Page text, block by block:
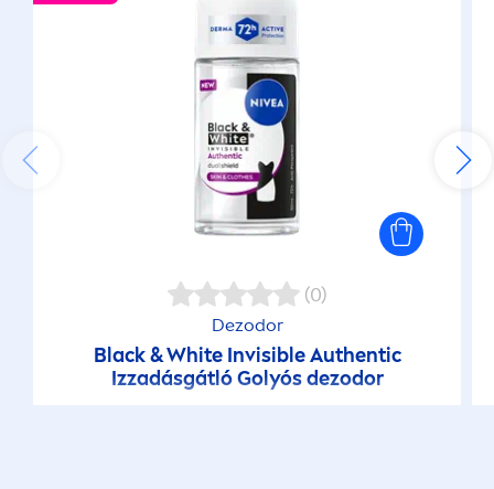
(0)
Dezodor
Black&WhiteInvisible Authentic
Izzadásgátló Golyós dezodor